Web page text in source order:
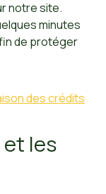
notre site.
minutes
de protéger
les